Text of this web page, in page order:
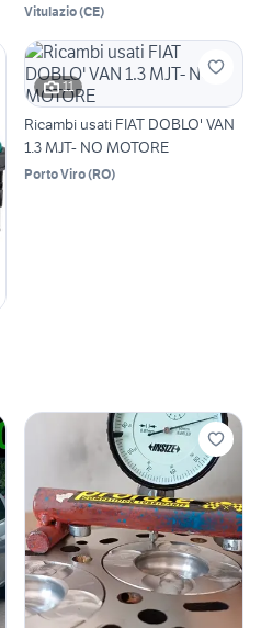
Vitulazio(CE)
11
Ricambi usati FIAT DOBLO' VAN
1.3 MJT- NO MOTORE
Porto Viro(RO)